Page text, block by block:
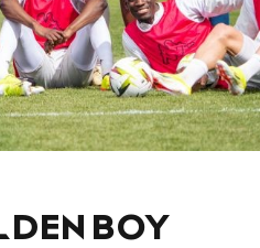
BOY